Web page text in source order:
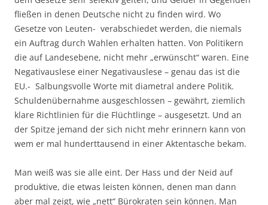
fließen in denen Deutsche nicht zu finden wird. Wo
Gesetze von Leuten- verabschiedet werden, die niemals
ein Auftrag durch Wahlen erhalten hatten. Von Politikern
die auf Landesebene, nicht mehr „erwünscht“ waren. Eine
Negativauslese einer Negativauslese – genau das ist die
EU.- Salbungsvolle Worte mit diametral andere Politik.
Schuldenübernahme ausgeschlossen – gewährt, ziemlich
klare Richtlinien für die Flüchtlinge – ausgesetzt. Und an
der Spitze jemand der sich nicht mehr erinnern kann von
wem er mal hunderttausend in einer Aktentasche bekam.
Man weiß was sie alle eint. Der Hass und der Neid auf
produktive, die etwas leisten können, denen man dann
aber mal zeigt, wie „nett“ Bürokraten sein können. Man